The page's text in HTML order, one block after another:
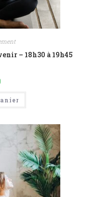
– 18h30 à 19h45